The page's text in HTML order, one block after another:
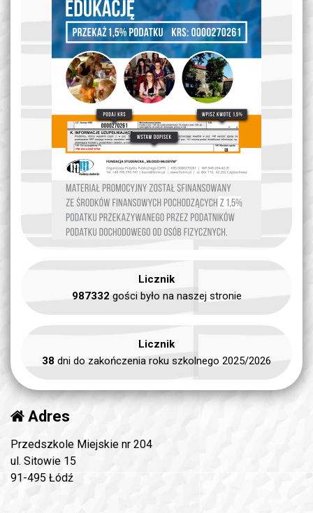
Licznik
987332 gości było na naszej stronie
Licznik
38 dni do zakończenia roku szkolnego 2025/2026
Adres
Przedszkole Miejskie nr 204
ul. Sitowie 15
91-495 Łódź